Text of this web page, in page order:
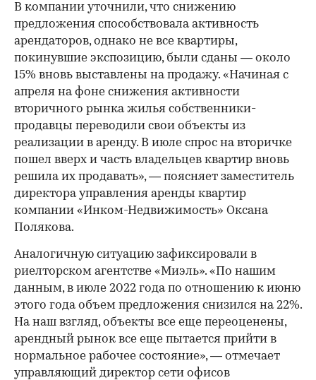
В компании уточнили, что снижению
предложения способствовала активность
арендаторов, однако не все квартиры,
покинувшие экспозицию, были сданы — около
15% вновь выставлены на продажу. «Начиная с
апреля на фоне снижения активности
вторичного рынка жилья собственники-
продавцы переводили свои объекты из
реализации в аренду. В июле спрос на вторичке
пошел вверх и часть владельцев квартир вновь
решила их продавать», — поясняет заместитель
директора управления аренды квартир
компании «Инком-Недвижимость» Оксана
Полякова.
Аналогичную ситуацию зафиксировали в
риелторском агентстве «Миэль». «По нашим
данным, в июле 2022 года по отношению к июню
этого года объем предложения снизился на 22%.
На наш взгляд, объекты все еще переоценены,
арендный рынок все еще пытается прийти в
нормальное рабочее состояние», — отмечает
управляющий директор сети офисов